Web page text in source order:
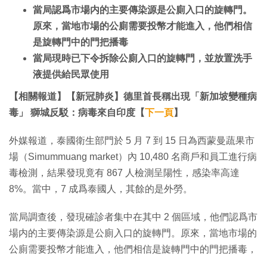
當局認爲市場内的主要傳染源是公廁入口的旋轉門。
原來，當地市場的公廁需要投幣才能進入，他們相信
是旋轉門中的門把播毒
當局現時已下令拆除公廁入口的旋轉門，並放置洗手
液提供給民眾使用
【相關報道】【新冠肺炎】德里首長稱出現「新加坡變種病
毒」 獅城反駁：病毒來自印度【下一頁】
外媒報道，泰國衛生部門於 5 月 7 到 15 日為西蒙曼蔬果市
場（Simummuang market）內 10,480 名商戶和員工進行病
毒檢測，結果發現竟有 867 人檢測呈陽性，感染率高達
8%。當中，7 成爲泰國人，其餘的是外勞。
當局調查後，發現確診者集中在其中 2 個區域，他們認爲市
場内的主要傳染源是公廁入口的旋轉門。原來，當地市場的
公廁需要投幣才能進入，他們相信是旋轉門中的門把播毒，